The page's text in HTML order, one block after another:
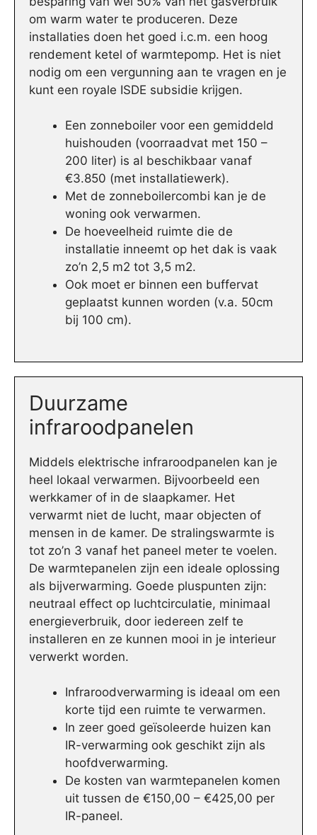
om warm water te produceren. Deze
installaties doen het goed i.c.m. een hoog
rendement ketel of warmtepomp. Het is niet
nodig om een vergunning aan te vragen en je
kunt een royale ISDE subsidie krijgen.
Een zonneboiler voor een gemiddeld
huishouden (voorraadvat met 150 –
200 liter) is al beschikbaar vanaf
€3.850 (met installatiewerk).
Met de zonneboilercombi kan je de
woning ook verwarmen.
De hoeveelheid ruimte die de
installatie inneemt op het dak is vaak
zo’n 2,5 m2 tot 3,5 m2.
Ook moet er binnen een buffervat
geplaatst kunnen worden (v.a. 50cm
bij 100 cm).
Duurzame
infraroodpanelen
Middels elektrische infraroodpanelen kan je
heel lokaal verwarmen. Bijvoorbeeld een
werkkamer of in de slaapkamer. Het
verwarmt niet de lucht, maar objecten of
mensen in de kamer. De stralingswarmte is
tot zo’n 3 vanaf het paneel meter te voelen.
De warmtepanelen zijn een ideale oplossing
als bijverwarming. Goede pluspunten zijn:
neutraal effect op luchtcirculatie, minimaal
energieverbruik, door iedereen zelf te
installeren en ze kunnen mooi in je interieur
verwerkt worden.
Infraroodverwarming is ideaal om een
korte tijd een ruimte te verwarmen.
In zeer goed geïsoleerde huizen kan
IR-verwarming ook geschikt zijn als
hoofdverwarming.
De kosten van warmtepanelen komen
uit tussen de €150,00 – €425,00 per
IR-paneel.